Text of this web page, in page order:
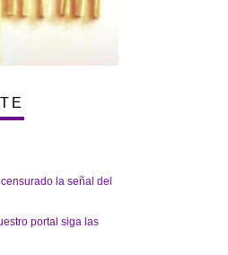
la señal del
portal siga las